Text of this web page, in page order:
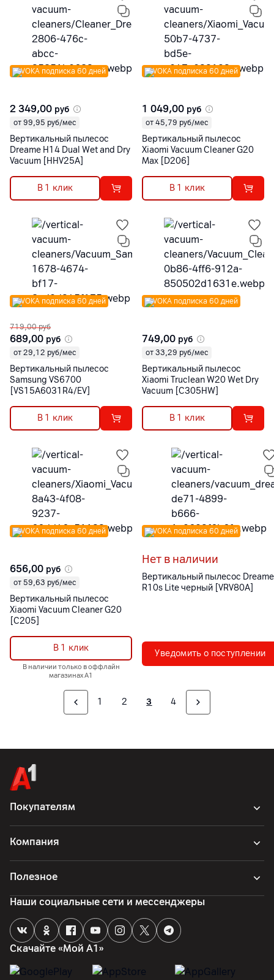
VOKA подписка 60 дней
2 349,00 руб
от 99,95 руб/мес
Вертикальный пылесос
Dreame H14 Dual Wet and Dry
Vacuum [HHV25A]
В 1 клик
VOKA подписка 60 дней
1 049,00 руб
от 45,79 руб/мес
Вертикальный пылесос
Xiaomi Vacuum Cleaner G20
Max [D206]
В 1 клик
VOKA подписка 60 дней
719,00 руб
689,00 руб
от 29,12 руб/мес
Вертикальный пылесос
Samsung VS6700
[VS15A6031R4/EV]
В 1 клик
VOKA подписка 60 дней
749,00 руб
от 33,29 руб/мес
Вертикальный пылесос
Xiaomi Truclean W20 Wet Dry
Vacuum [C305HW]
В 1 клик
VOKA подписка 60 дней
656,00 руб
от 59,63 руб/мес
Вертикальный пылесос
Xiaomi Vacuum Cleaner G20
[C205]
В 1 клик
В наличии только в оффлайн
магазинах А1
VOKA подписка 60 дней
Нет в наличии
Вертикальный пылесос Dreame
R10s Lite черный [VRV80A]
Уведомить о поступлении
1 2 3 4
Покупателям
Компания
Полезное
Скачайте «Мой А1»
Наши социальные сети и мессенджеры